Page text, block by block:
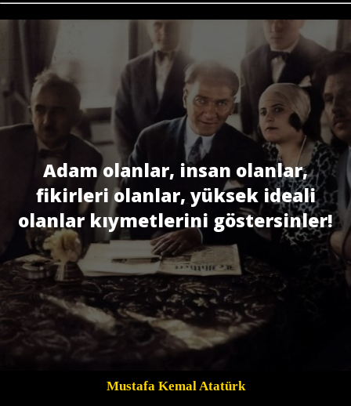
Adam olanlar, insan olanlar,
fikirleri olanlar, yüksek ideali
olanlar kıymetlerini göstersinler!
Mustafa Kemal Atatürk